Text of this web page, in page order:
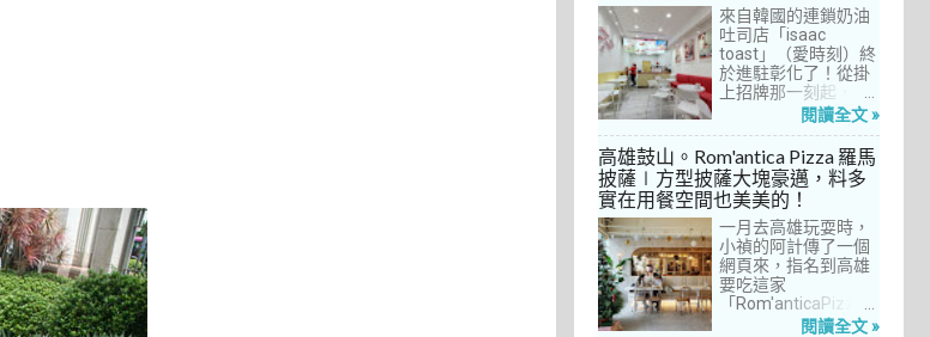
食的小禎而言，自然
深具吸引力。
從事美食採訪20多
年，只採訪沒吃的店
也不計其數，但從沒
有一家餐廳讓我這樣
充滿渴望，留下「真
的好想吃吃看」的懸
來自韓國的連鎖奶油
吐司店「isaac
toast」（愛時刻）終
於進駐彰化了！從掛
上招牌那一刻起，小
禎就想著找時間來吃
家連鎖店許久，只是
每次去台中誘惑實在
太多了！就……，這一
次離家這麼近，不來
吃真的說不過去。
閱讀全文 »
高雄鼓山。Rom'antica Pizza 羅馬
披薩∣方型披薩大塊豪邁，料多
實在用餐空間也美美的！
一月去高雄玩耍時，
小禎的阿計傳了一個
網頁來，指名到高雄
要吃這家
「Rom'anticaPizza
羅馬披薩」，看了圖
閱讀全文 »